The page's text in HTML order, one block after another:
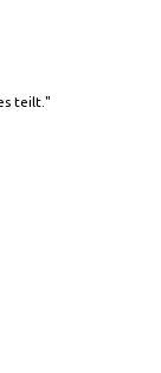
teilt."